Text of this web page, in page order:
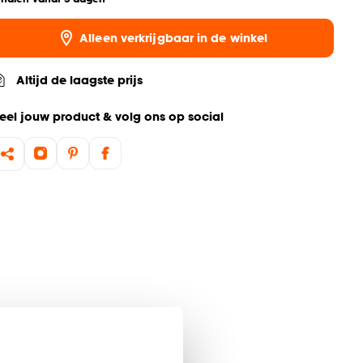
Alleen verkrijgbaar in de winkel
Altijd de laagste prijs
jouw product & volg ons op social